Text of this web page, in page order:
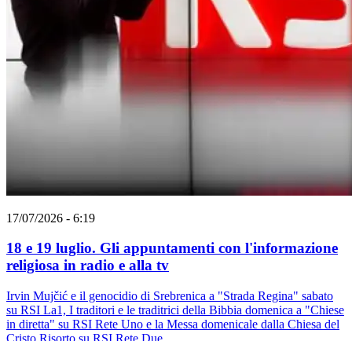
17/07/2026 - 6:19
18 e 19 luglio. Gli appuntamenti con l'informazione
religiosa in radio e alla tv
Irvin Mujčić e il genocidio di Srebrenica a "Strada Regina" sabato
su RSI La1, I traditori e le traditrici della Bibbia domenica a "Chiese
in diretta" su RSI Rete Uno e la Messa domenicale dalla Chiesa del